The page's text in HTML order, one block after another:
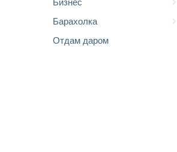
Барахолка
Отдам даром